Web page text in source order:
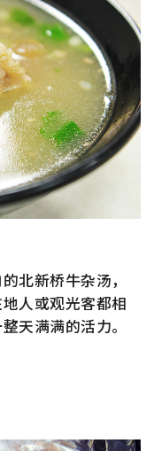
北新桥牛杂汤，
人或观光客都相
天满满的活力。